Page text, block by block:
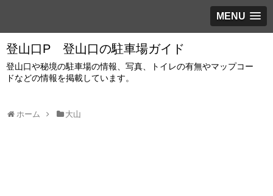
MENU
登山口P 登山口の駐車場ガイド
登山口や秘境の駐車場の情報、写真、トイレの有無やマップコー
ドなどの情報を掲載しています。
ホーム 大山